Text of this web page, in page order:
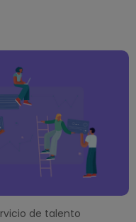
de talento